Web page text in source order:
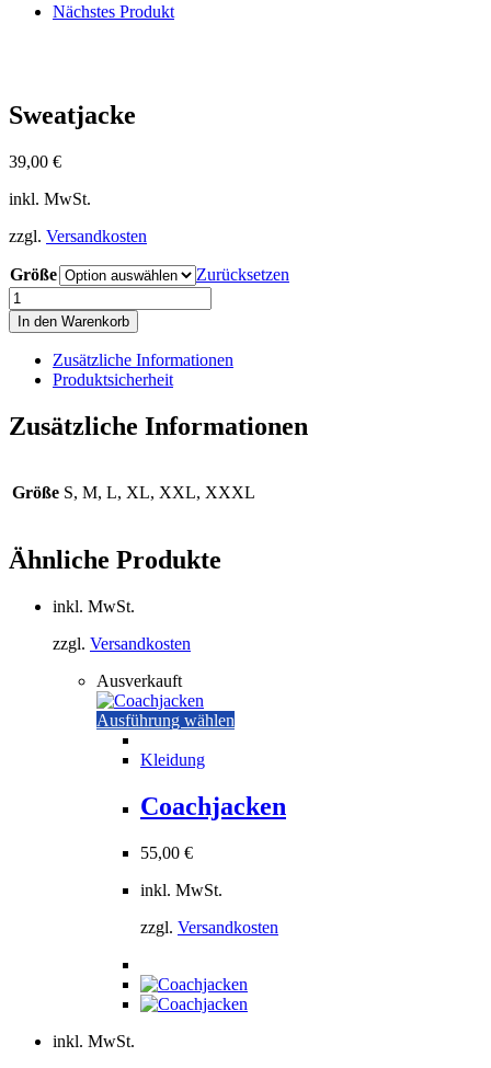
Nächstes Produkt
Sweatjacke
39,00 €
inkl. MwSt.
zzgl. Versandkosten
Größe
Zurücksetzen
Sweatjacke
Menge
In den Warenkorb
Zusätzliche Informationen
Produktsicherheit
Zusätzliche Informationen
Größe S, M, L, XL, XXL, XXXL
Ähnliche Produkte
inkl. MwSt.
zzgl. Versandkosten
Ausverkauft
Ausführung wählen
Varianten
auf.
Produktseite
Kleidung
Coachjacken
55,00 €
inkl. MwSt.
zzgl. Versandkosten
inkl. MwSt.